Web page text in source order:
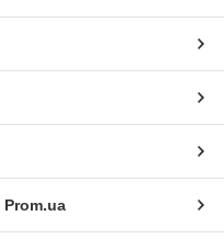
Prom.ua